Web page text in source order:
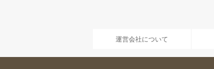
運営会社について